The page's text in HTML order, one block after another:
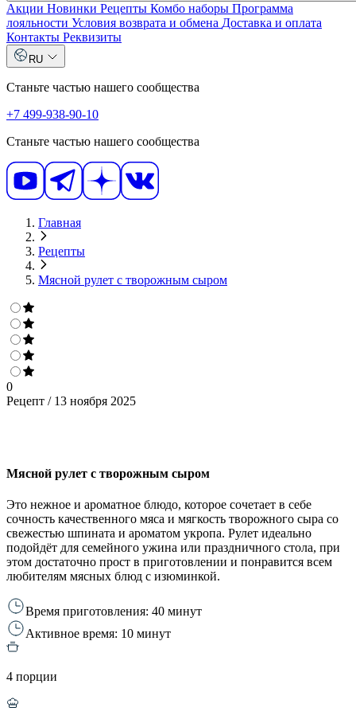
Акции Новинки Рецепты Комбо наборы Программа
лояльности Условия возврата и обмена Доставка и оплата
Контакты Реквизиты
RU
Станьте частью нашего сообщества
+7 499-938-90-10
Станьте частью нашего сообщества
Главная
Рецепты
Мясной рулет с творожным сыром
0
Рецепт / 13 ноября 2025
Мясной рулет с творожным сыром
Это нежное и ароматное блюдо, которое сочетает в себе
сочность качественного мяса и мягкость творожного сыра со
свежестью шпината и ароматом укропа. Рулет идеально
подойдёт для семейного ужина или праздничного стола, при
этом достаточно прост в приготовлении и понравится всем
любителям мясных блюд с изюминкой.
Время приготовления: 40 минут
Активное время: 10 минут
4 порции